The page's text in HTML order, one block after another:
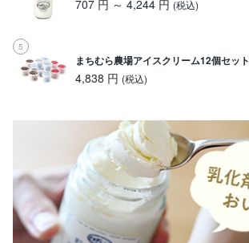
707 円 ～ 4,244 円 (税込)
まちむら農場アイスクリーム12個セット
4,838 円 (税込)